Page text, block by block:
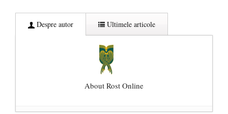
Despre autor Ultimele articole
About Rost Online